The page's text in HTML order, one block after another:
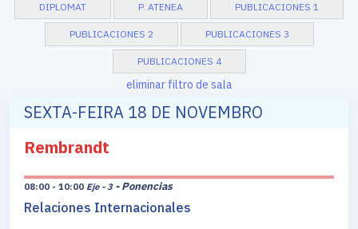
DIPLOMAT P. ATENEA PUBLICACIONES 1
PUBLICACIONES 2 PUBLICACIONES 3
PUBLICACIONES 4
eliminar filtro de sala
SEXTA-FEIRA 18 DE NOVEMBRO
Rembrandt
08:00 - 10:00 Eje - 3 - Ponencias
Relaciones Internacionales